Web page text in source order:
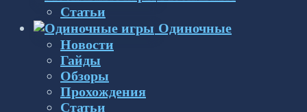
Статьи
Одиночные
Новости
Гайды
Обзоры
Прохождения
Статьи